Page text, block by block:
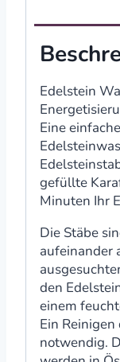
Edelstein
Eine
gefüllte
Minuten Ihr
Die Stäbe
aufeinander
den
einem
Ein
notwendig.